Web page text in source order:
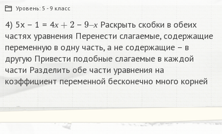
Уровень: 5 - 9 класс
4) 5х – 1 = 4х – х
9
х
Раскрыть скобки в обеих
частях уравнения Перенести слагаемые, содержащие
переменную в одну часть, а не содержащие – в
другую Привести подобные слагаемые в каждой
части Разделить обе части уравнения на
коэффициент переменной бесконечно много корней​